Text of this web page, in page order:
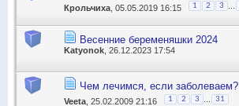
Крольчиха , 05.05.2019 16:15 1 2 3
Весенние беременяшки 2024
Katyonok , 26.12.2023 17:54
Чем лечимся, если заболеваем?
Veeta , 25.02.2009 21:16 1 2 3 31